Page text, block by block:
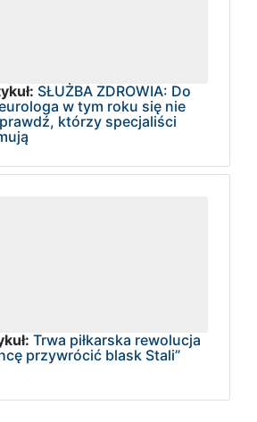
SŁUŻBA ZDROWIA: Do
w tym roku się nie
którzy specjaliści
Trwa piłkarska rewolucja
przywrócić blask Stali”